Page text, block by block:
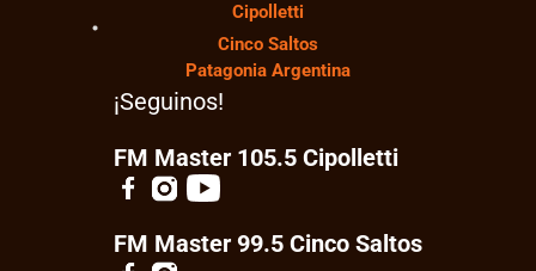
Cipolletti
Cinco Saltos
Patagonia Argentina
¡Seguinos!
FM Master 105.5 Cipolletti
FM Master 99.5 Cinco Saltos